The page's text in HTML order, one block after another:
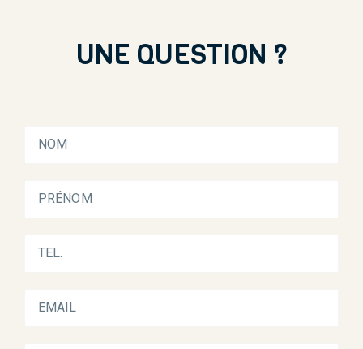
UNE QUESTION ?